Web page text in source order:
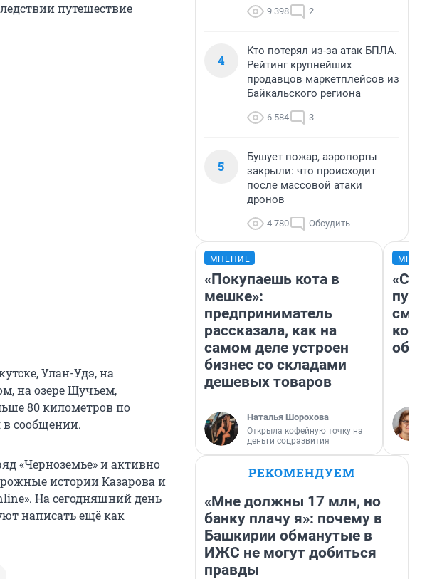
путешествие
Улан-Удэ, на
на озере Щучьем,
80 километров по
в сообщении.
«Черноземье» и активно
истории Казарова и
На сегодняшний день
написать ещё как
9 398 2
4
Кто потерял из-за атак БПЛА.
Рейтинг крупнейших
продавцов маркетплейсов из
Байкальского региона
6 584 3
5
Бушует пожар, аэропорты
закрыли: что происходит
после массовой атаки
дронов
4 780 Обсудить
МНЕНИЕ
«Покупаешь кота в
мешке»:
предприниматель
рассказала, как на
самом деле устроен
бизнес со складами
дешевых товаров
Наталья Шорохова
Открыла кофейную точку на
деньги соцразвития
РЕКОМЕНДУЕМ
«Мне должны 17 млн, но
банку плачу я»: почему в
Башкирии обманутые в
ИЖС не могут добиться
правды